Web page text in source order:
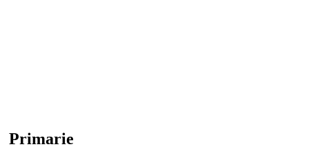
Primarie